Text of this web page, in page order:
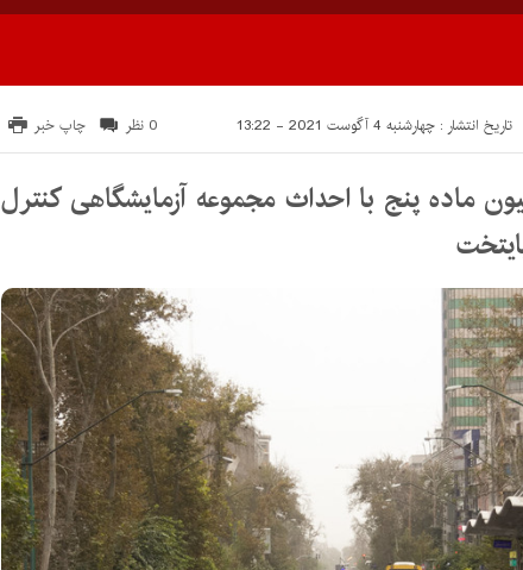
تاریخ انتشار : چهارشنبه 4 آگوست 2021 - 13:22 چاپ خبر 0 نظر
ماده پنج با احداث مجموعه آزمایشگاهی کنترل